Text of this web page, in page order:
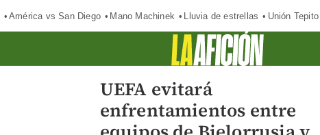
América vs San Diego Mano Machinek Lluvia de estrellas Unión Tepito
UEFA evitará
enfrentamientos entre